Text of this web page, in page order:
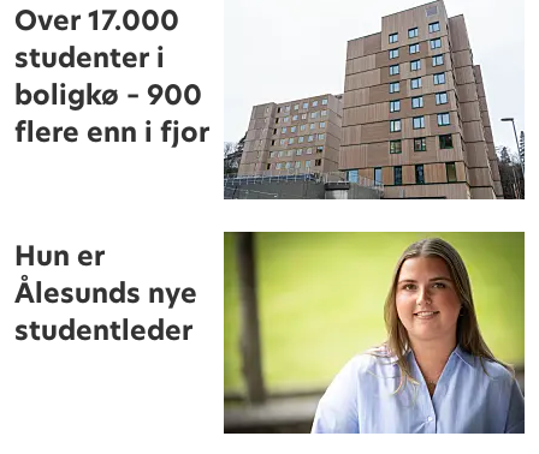
Over 17.000
studenter i
boligkø – 900
flere enn i fjor
Hun er
Ålesunds nye
studentleder